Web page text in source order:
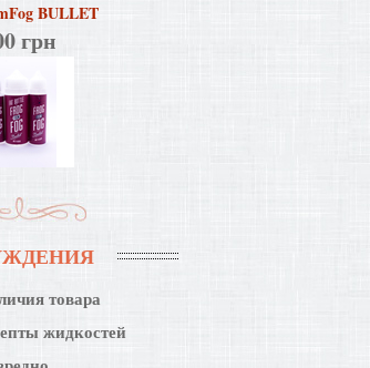
BULLET
грн
товара
жидкостей